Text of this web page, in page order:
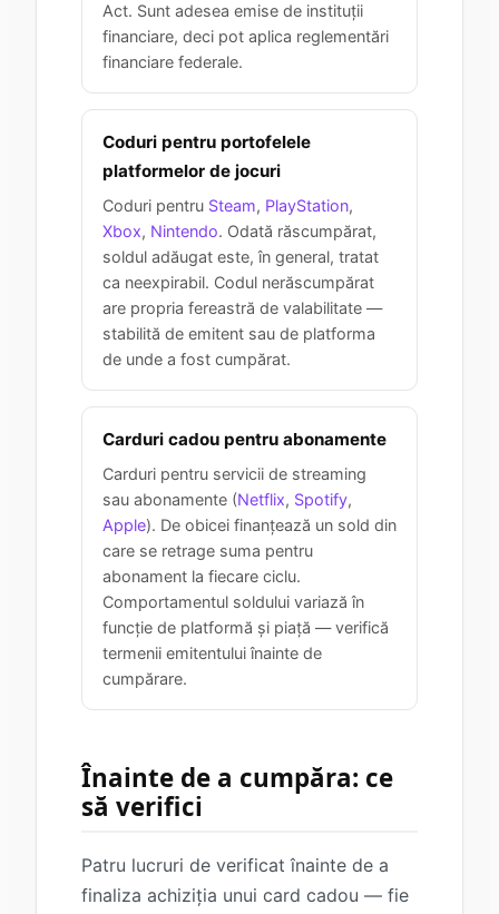
Act. Sunt adesea emise de instituții
financiare, deci pot aplica reglementări
financiare federale.
Coduri pentru portofelele
platformelor de jocuri
Coduri pentru Steam, PlayStation,
Xbox, Nintendo. Odată răscumpărat,
soldul adăugat este, în general, tratat
ca neexpirabil. Codul nerăscumpărat
are propria fereastră de valabilitate —
stabilită de emitent sau de platforma
de unde a fost cumpărat.
Carduri cadou pentru abonamente
Carduri pentru servicii de streaming
sau abonamente (Netflix, Spotify,
Apple). De obicei finanțează un sold din
care se retrage suma pentru
abonament la fiecare ciclu.
Comportamentul soldului variază în
funcție de platformă și piață — verifică
termenii emitentului înainte de
cumpărare.
Înainte de a cumpăra: ce
să verifici
Patru lucruri de verificat înainte de a
finaliza achiziția unui card cadou — fie